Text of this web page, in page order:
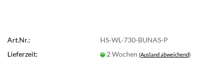
Art.Nr.:
HS-WL-730-BUNAS-P
Lieferzeit:
2 Wochen(Ausland abweichend)